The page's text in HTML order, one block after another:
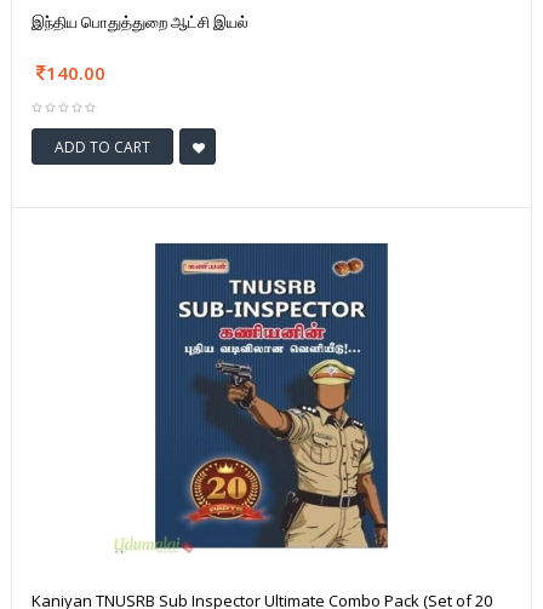
இந்திய பொதுத்துறை ஆட்சி இயல்
140.00
ADD TO CART
Kaniyan TNUSRB Sub Inspector Ultimate Combo Pack (Set of 20